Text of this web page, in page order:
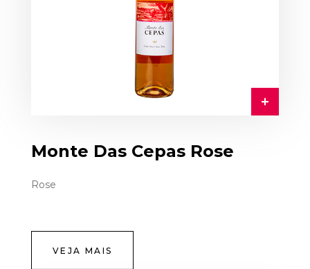
Monte Das Cepas Rose
Rose
VEJA MAIS